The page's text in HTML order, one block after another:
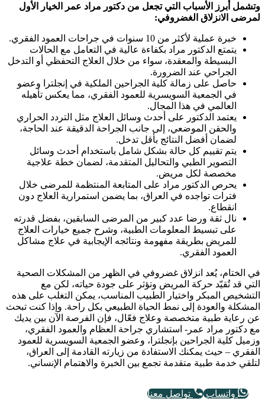
وتشمل أبرز الأسباب التي تجعل من دكتور مراد عمر الخيار الأول
لمرضى الانزلاق الغضروفي:
خبرة عملية لأكثر من 10 سنوات في جراحات العمود الفقري.
يتمتع الدكتور مراد بكفاءة عالية في التعامل مع الحالات
البسيطة والمعقدة، سواء من خلال العلاج التحفظي أو التدخل
الجراحي عند الضرورة.
حاصل على زمالة كلية الجراحين الملكية في إنجلترا وعضو
في الجمعية السويسرية للعمود الفقري، مما يعكس تأهيله
العالمي في هذا المجال.
يعتمد الدكتور على أحدث وسائل العلاج مثل التردد الحراري
والحقن الموضعي، إلى جانب الجراحة الدقيقة عند الحاجة،
لضمان أفضل النتائج بأقل تدخل.
يتم تقييم كل حالة بشكل شامل باستخدام أحدث وسائل
التصوير الطبي والتحاليل المتقدمة، لضمان خطة علاجية
مخصصة لكل مريض.
يحرص الدكتور مراد على المتابعة المنتظمة للمرضى خلال
فترات تواجده في العراق، بما يضمن استمرارية العلاج دون
انقطاع.
نال ثقة ورضا عدد كبير من المرضى السابقين، بفضل قدرته
على تبسيط المعلومات الطبية، وشرح جميع خيارات العلاج
للمريض بطريقة مفهومة ونتائجه الإيجابية في علاج مشاكل
العمود الفقري.
في الختام، يُعد انزلاق غضروفي في الظهر من المشكلات الصحية
التي قد تُقيّد حركة المريض وتؤثر على جودة حياته، لكن مع
التشخيص المبكر واختيار الطبيب المناسب، يمكن التغلب على هذه
المشكلة والعودة إلى نمط الحياة الطبيعي بكل راحة. وإذا كنت تبحث
عن رعاية طبية متخصصة وعلاج فعّال، فإن الفرصة الآن بين يديك
مع دكتور مراد عمر- استشاري جراحة العظام والعمود الفقري،
وزميل كلية الجراحين بإنجلترا، وعضو الجمعية السويسرية للعمود
الفقري – حيث يمكنك الاستفادة من زيارته القادمة إلى العراق،
لتلقي خدمة طبية متقدمة تجمع بين الخبرة والاهتمام الإنساني.
واتساب تواصل معنا